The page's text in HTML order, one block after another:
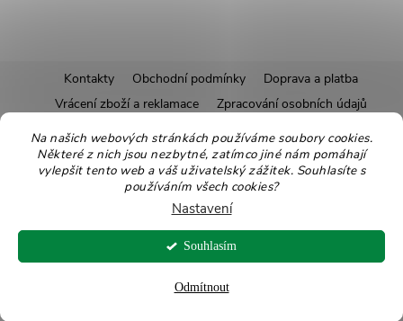
Na našich webových stránkách používáme soubory cookies.
Některé z nich jsou nezbytné, zatímco jiné nám pomáhají
vylepšit tento web a váš uživatelský zážitek. Souhlasíte s
používáním všech cookies?
Nastavení
Odmítnout
Souhlasím
á
í
Kontakty Obchodní podmínky
Doprava a platba
Vrácení zboží a reklamace
Zpracování osobních údajů
Pravidla soutěží
Affiliate program
Recepty
Pro nové dodavatele
Ekologické balení Moje objednávka
Vytvořil Shoptet
Copyright 2026Zdravoslav. Všechna práva vyhrazena.Upravit nastavení
cookies